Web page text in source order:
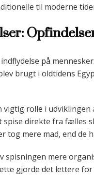
til moderne
på
brugt i oldtidens
vigtig rolle i
direkte fra fælles
tog mere mad, end de
spisningen mere
gjorde det lettere